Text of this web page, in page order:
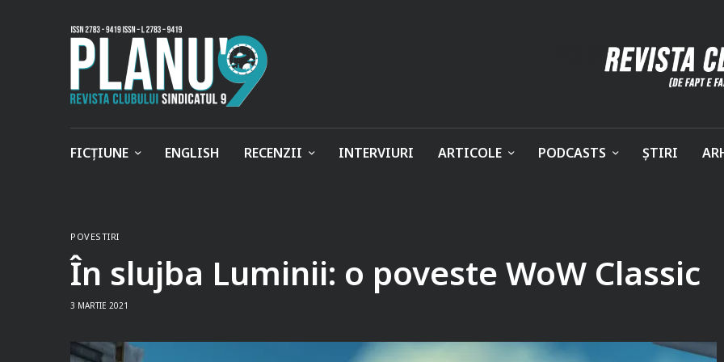
FICȚIUNE ENGLISH RECENZII INTERVIURI ARTICOLE PODCASTS ȘTIRI
POVESTIRI
În slujba Luminii: o poveste WoW Classic
3 MARTIE 2021